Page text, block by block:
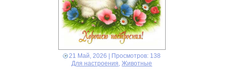
21 Май, 2026 | Просмотров: 138
Для настроения ,Животные